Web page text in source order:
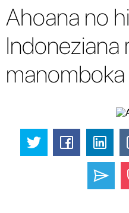
Ahoana no
Indoneziana